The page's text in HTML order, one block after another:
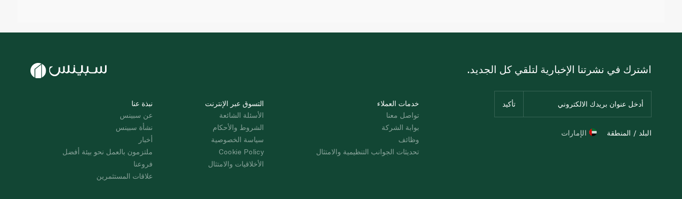
نبذة عنا
عن سبينس
نشأة سبينس
أخبار
ملتزمون بالعمل نحو بيئة أفضل
فروعنا
علاقات المستثمرين
التسوق عبر الإنترنت
الأسئلة الشائعة
الشروط والأحكام
سياسة الخصوصية
Cookie Policy
الأخلاقيات والامتثال
خدمات العملاء
تواصل معنا
بوابة الشركة
وظائف
تحديثات الجوانب التنظيمية والامتثال
اشترك في نشرتنا الإخبارية لتلقي كل الجديد.
البلد / المنطقة الإمارات